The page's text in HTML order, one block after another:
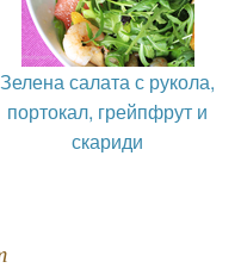
Зелена салата с рукола,
портокал, грейпфрут и
скариди